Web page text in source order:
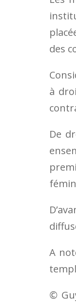
des
à
De
A
©